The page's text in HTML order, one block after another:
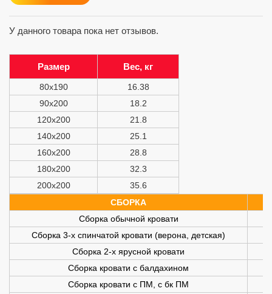
У данного товара пока нет отзывов.
Размер Вес, кг
80x190
16.38
90х200
18.2
120х200
21.8
140х200
25.1
160х200
28.8
180х200
32.3
200х200
35.6
СБОРКА
Сборка обычной кровати
Сборка 3-х спинчатой кровати (верона, детская)
Сборка 2-х ярусной кровати
Сборка кровати с балдахином
Сборка кровати с ПМ, с бк ПМ